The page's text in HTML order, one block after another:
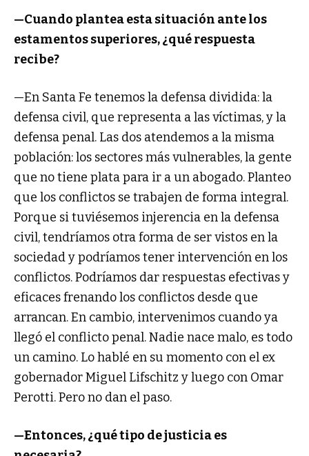
—Cuando plantea esta situación ante los
estamentos superiores, ¿qué respuesta
recibe?
—En Santa Fe tenemos la defensa dividida: la
defensa civil, que representa a las víctimas, y la
defensa penal. Las dos atendemos a la misma
población: los sectores más vulnerables, la gente
que no tiene plata para ir a un abogado. Planteo
que los conflictos se trabajen de forma integral.
Porque si tuviésemos injerencia en la defensa
civil, tendríamos otra forma de ser vistos en la
sociedad y podríamos tener intervención en los
conflictos. Podríamos dar respuestas efectivas y
eficaces frenando los conflictos desde que
arrancan. En cambio, intervenimos cuando ya
llegó el conflicto penal. Nadie nace malo, es todo
un camino. Lo hablé en su momento con el ex
gobernador Miguel Lifschitz y luego con Omar
Perotti. Pero no dan el paso.
—Entonces, ¿qué tipo de justicia es